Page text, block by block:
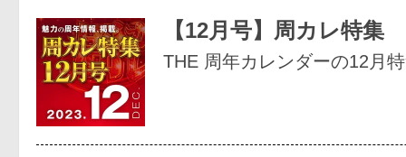
【12月号】周カレ特集
THE 周年カレンダーの12月